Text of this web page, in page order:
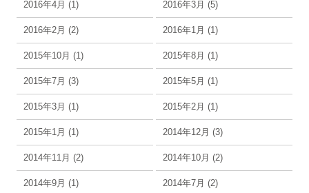
2016年4月 (1) 2016年3月 (5)
2016年2月 (2) 2016年1月 (1)
2015年10月 (1) 2015年8月 (1)
2015年7月 (3) 2015年5月 (1)
2015年3月 (1) 2015年2月 (1)
2015年1月 (1) 2014年12月 (3)
2014年11月 (2) 2014年10月 (2)
2014年9月 (1) 2014年7月 (2)